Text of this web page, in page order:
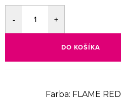
DO KOŠÍKA
Farba: FLAME RED